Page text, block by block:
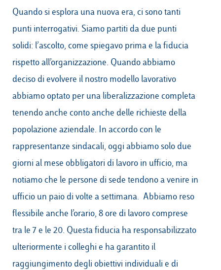
Quando si esplora una nuova era, ci sono tanti
punti interrogativi. Siamo partiti da due punti
solidi: l’ascolto, come spiegavo prima e la fiducia
rispetto all’organizzazione. Quando abbiamo
deciso di evolvere il nostro modello lavorativo
abbiamo optato per una liberalizzazione completa
tenendo anche conto anche delle richieste della
popolazione aziendale. In accordo con le
rappresentanze sindacali, oggi abbiamo solo due
giorni al mese obbligatori di lavoro in ufficio, ma
notiamo che le persone di sede tendono a venire in
ufficio un paio di volte a settimana. Abbiamo reso
flessibile anche l’orario, 8 ore di lavoro comprese
tra le 7 e le 20. Questa fiducia ha responsabilizzato
ulteriormente i colleghi e ha garantito il
raggiungimento degli obiettivi individuali e di